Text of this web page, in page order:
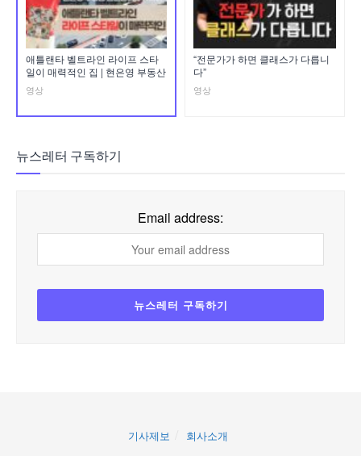
애틀랜타 벨트라인 라이프 스타
일이 매력적인 집 | 현은영 부동산
영상
“전문가가 하면 클래스가 다릅니
다”
영상
뉴스레터 구독하기
Email address:
기사제보 회사소개